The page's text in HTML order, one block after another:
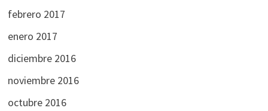
febrero 2017
enero 2017
diciembre 2016
noviembre 2016
octubre 2016